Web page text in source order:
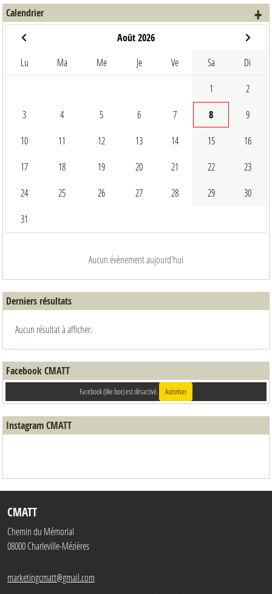
Calendrier
Août 2026
Lu Ma Me Je Ve Sa Di
1 2
3 4 5 6 7 8 9
10 11 12 13 14 15 16
17 18 19 20 21 22 23
24 25 26 27 28 29 30
31
Aucun évènement aujourd'hui
+
Derniers résultats
Aucun résultat à afficher.
Facebook CMATT
Facebook (like box) est désactivé. Autoriser
Instagram CMATT
CMATT
Chemin du Mémorial
08000Charleville-Mézières
marketingcmatt@gmail.com